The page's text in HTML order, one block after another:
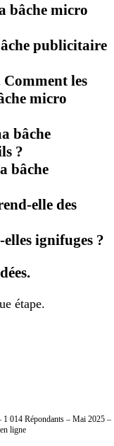
bâche micro
publicitaire
les
micro
bâche
?
bâche
elle des
ignifuges ?
étape.
014 Répondants – Mai 2025 –
ligne